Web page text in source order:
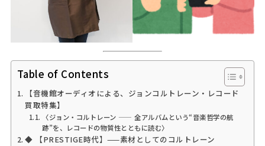
Table of Contents
【音機館オーディオによる、ジョンコルトレーン・レコード
買取特集】
〈ジョン・コルトレーン —— 全アルバムという“音楽哲学の航
跡”を、レコードの物質性とともに読む〉
◆ 【PRESTIGE時代】——素材としてのコルトレーン